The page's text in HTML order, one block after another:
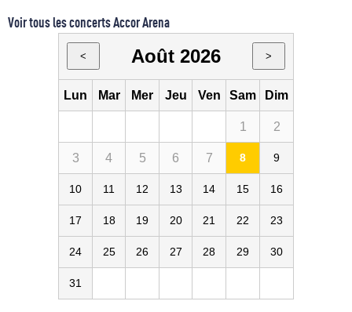
Voir tous les concerts Accor Arena
< Août 2026 >
Lun Mar Mer Jeu Ven Sam Dim
1 2
3 4 5 6 7 8 9
10 11 12 13 14 15 16
17 18 19 20 21 22 23
24 25 26 27 28 29 30
31